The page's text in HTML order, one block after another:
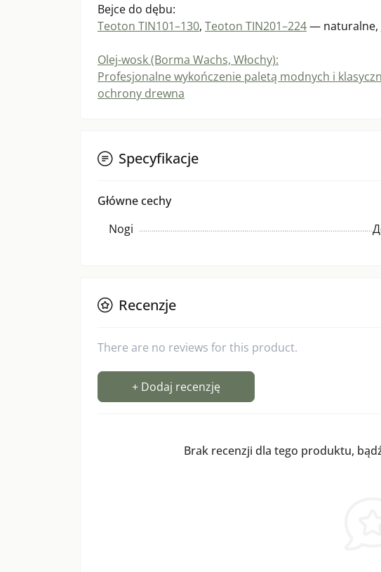
Bejce do dębu:
Teoton TIN101–130, Teoton TIN201–224— naturalne,
Olej-wosk (Borma Wachs, Włochy):
Profesjonalne wykończenie paletą modnych i
ochrony drewna
Specyfikacje
Główne cechy
Nogi
Recenzje
There are no reviews for this product.
+ Dodaj recenzję
Brak recenzji dla tego produktu,